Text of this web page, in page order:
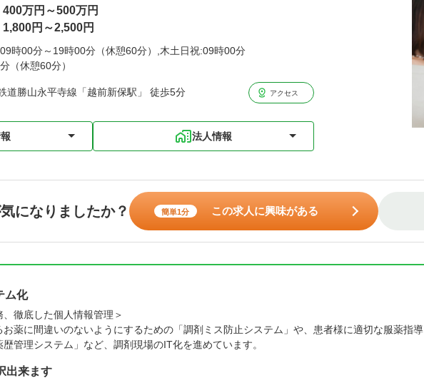
400万円～500万円
1,800円～2,500円
時00分～19時00分（休憩60分）,木土日祝:09時00分
（休憩60分）
道勝山永平寺線「越前新保駅」 徒歩5分 アクセス
法人情報
になりましたか？ 簡単1分 この求人に興味がある
ム化
徹底した個人情報管理＞
薬に間違いのないようにするための「調剤ミス防止システム」や、患者様に適切な服薬指導
管理システム」など、調剤現場のIT化を進めています。
出来ます